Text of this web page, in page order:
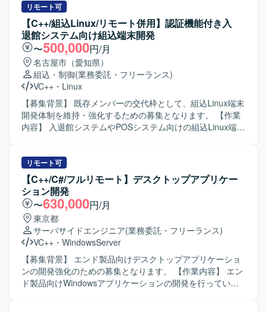
デジタルコックピットのHMI領域において、TFT液晶画面へ
のメーター類のグラフィック表示制御、ナビ連携による簡
易地図情報やマルチメディア連携情報の表示制御、入力
IF（ステアリングスイッチ）やスマートデバイス連携機能
の開発などを担当していただきます。また、各工程での品
質担保業務にも携わっていただきます。 【求める人物像】
車載領域や組込み開発に関心を持ち、仕様や制約条件を踏
まえながら粘り強く開発に取り組める方を求めておりま
す。チームメンバーと連携しながら、自ら課題を抽出し改
善提案ができる方にご活躍いただけます。 【ポジションの
魅力】 次世代デジタルコックピットという先進的な領域
ネットワークや各種通信プロトコルに触れながら、組込み
エンジニアとしての専門性を高めていただけます。 【開発
環境】 開発言語はC言語を用い、対象製品は車載メーター
ECUとなります。通信プロトコルとしてCAN、LIN、車載
Ethernetなどを使用し、V字開発モデルに基づいて開発を進
めております。
リモート可
【C++/組込Linux/リモート併用】認証機能付き入
退館システム向け組込端末開発
〜500,000円/月
名古屋市（愛知県）
組込・制御(業務委託・フリーランス)
VC++ ・ Linux
【募集背景】 既存メンバーの交代枠として、組込Linux端末
開発体制を維持・強化するための募集となります。 【作業
内容】 入退館システムやPOSシステム向けの組込Linux端末
ト・評価まで一連の工程を実施していただきます。 【求め
る人物像】 組込開発における基本設計からテストまでを主
体的に担える方を求めています。認証機能など新しい技術
要素にも前向きに取り組み、周囲と協調しながら開発を進
めていただける方が望ましいです。 【ポジションの魅力】
入退館やPOSなど実利用シーンに近い組込端末の開発に携
わることができ、認証技術や組込Linuxに関する知見を深め
ることができます。基本設計から評価まで幅広い工程に関
わることで、上流から下流まで一貫した経験を積むことが
できます。 【開発環境】 組込Linux環境上でC++を用いた開
発を行います。認証機能としてカード認証・顔認証などの
リモート可
【C++/C#/フルリモート】デスクトップアプリケー
ション開発
〜630,000円/月
東京都
サーバサイドエンジニア(業務委託・フリーランス)
VC++ ・ WindowsServer
【募集背景】 エンド製品向けデスクトップアプリケーショ
ンの開発強化のための募集となります。 【作業内容】 エン
ド製品向けWindowsアプリケーションの開発を行っていた